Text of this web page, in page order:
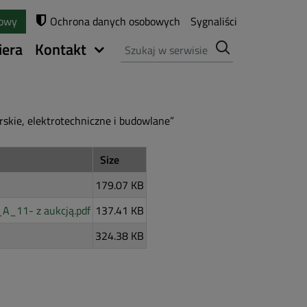
Ochrona danych osobowych Sygnaliści
Kontakt Szukaj
elektrotechniczne i budowlane”
Size
179.07 KB
z aukcją.pdf 137.41 KB
324.38 KB